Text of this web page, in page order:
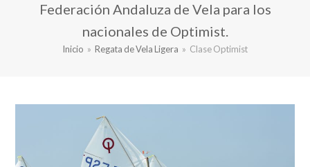
Federación Andaluza de Vela para los
nacionales de Optimist.
Inicio » Regata de Vela Ligera » Clase Optimist